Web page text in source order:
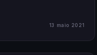
13 maio 2021